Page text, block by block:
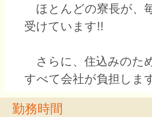
ほとんどの寮長が、
受けています!!
さらに、住込みのた
すべて会社が負担しま
勤務時間